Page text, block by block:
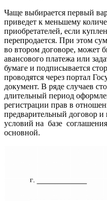
Чаще выбирается первый
приведет к меньшему
приобретателей, если
перепродается. При этом
во втором договоре, может
авансового платежа или
бумаге и подписывается
проводятся через портал
документ. В ряде случаев
длительный период
регистрации прав в
предварительный договор
условий на базе
основной.